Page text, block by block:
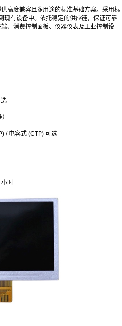
高度兼容且多用途的标准基础方案。采用标
现有设备中。依托稳定的供应链，保证可靠
、消费控制面板、仪器仪表及工业控制设
选
/ 电容式 (CTP) 可选
小时